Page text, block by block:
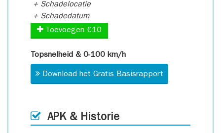
+ Schadelocatie
+ Schadedatum
Toevoegen €10
Topsnelheid & 0-100 km/h
Download het Gratis Basisrapport
APK & Historie